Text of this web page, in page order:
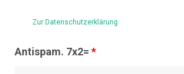
Zur Datenschutzerklärung
Antispam. 7x2= *